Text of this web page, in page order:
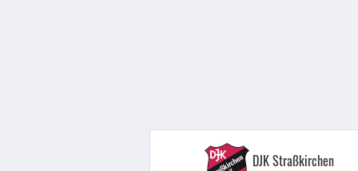
DJK Straßkirchen